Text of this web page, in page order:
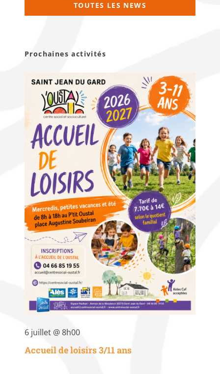
TOUTES LES NEWS
Prochaines activités
6 juillet @ 8h00
Accueil de loisirs 3/11 ans